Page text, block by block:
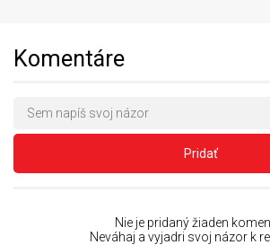
Komentáre
Pridať
Nie je pridaný žiaden
Neváhaj a vyjadri svoj názor k